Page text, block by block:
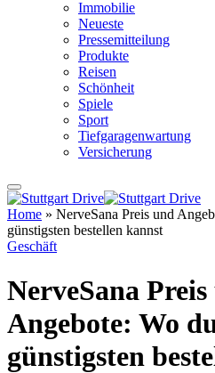
Immobilie
Neueste
Pressemitteilung
Produkte
Reisen
Schönheit
Spiele
Sport
Tiefgaragenwartung
Versicherung
Home » NerveSana Preis und
günstigsten bestellen kannst
Geschäft
NerveSana
Angebote: Wo
günstigsten